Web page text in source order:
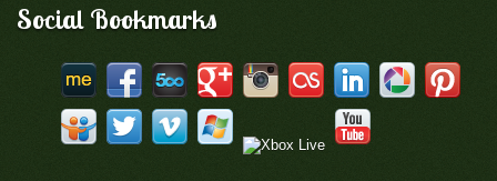
Social Bookmarks